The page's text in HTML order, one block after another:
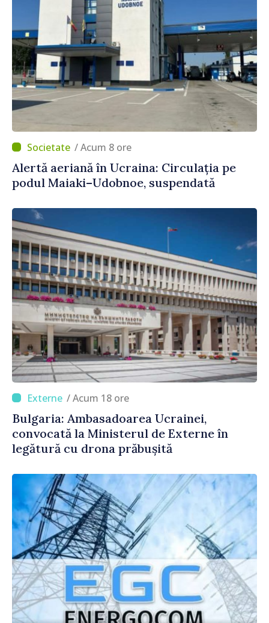
/ Acum 8 ore
Alertă aeriană în Ucraina: Circulația pe
podul Maiaki–Udobnoe, suspendată
/ Acum 18 ore
Bulgaria: Ambasadoarea Ucrainei,
convocată la Ministerul de Externe în
legătură cu drona prăbușită